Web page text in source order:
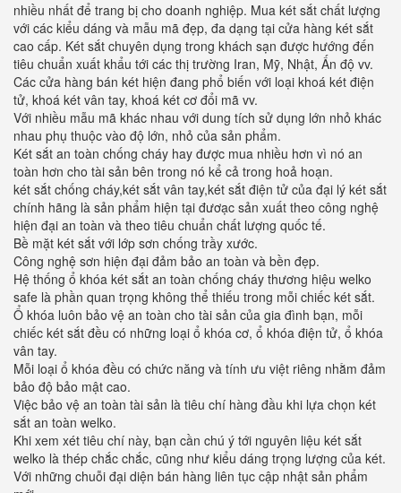
nhiều nhất để trang bị cho doanh nghiệp. Mua két sắt chất lượng
với các kiểu dáng và mẫu mã đẹp, đa dạng tại cửa hàng két sắt
cao cấp. Két sắt chuyên dụng trong khách sạn được hướng đến
tiêu chuẩn xuất khẩu tới các thị trường Iran, Mỹ, Nhật, Ấn độ vv.
Các cửa hàng bán két hiện đang phổ biến với loại khoá két điện
tử, khoá két vân tay, khoá két cơ đổi mã vv.
Với nhiều mẫu mã khác nhau với dung tích sử dụng lớn nhỏ khác
nhau phụ thuộc vào độ lớn, nhỏ của sản phẩm.
Két sắt an toàn chống cháy hay được mua nhiều hơn vì nó an
toàn hơn cho tài sản bên trong nó kể cả trong hoả hoạn.
két sắt chống cháy,két sắt vân tay,két sắt điện tử của đại lý két sắt
chính hãng là sản phẩm hiện tại đươạc sản xuất theo công nghệ
hiện đại an toàn và theo tiêu chuẩn chất lượng quốc tế.
Bề mặt két sắt với lớp sơn chống trầy xước.
Công nghệ sơn hiện đại đảm bảo an toàn và bền đẹp.
Hệ thống ổ khóa két sắt an toàn chống cháy thương hiệu welko
safe là phần quan trọng không thể thiếu trong mỗi chiếc két sắt.
Ổ khóa luôn bảo vệ an toàn cho tài sản của gia đình bạn, mỗi
chiếc két sắt đều có những loại ổ khóa cơ, ổ khóa điện tử, ổ khóa
vân tay.
Mỗi loại ổ khóa đều có chức năng và tính ưu việt riêng nhằm đảm
bảo độ bảo mật cao.
Việc bảo vệ an toàn tài sản là tiêu chí hàng đầu khi lựa chọn két
sắt an toàn welko.
Khi xem xét tiêu chí này, bạn cần chú ý tới nguyên liệu két sắt
welko là thép chắc chắc, cũng như kiểu dáng trọng lượng của két.
Với những chuỗi đại diện bán hàng liên tục cập nhật sản phẩm